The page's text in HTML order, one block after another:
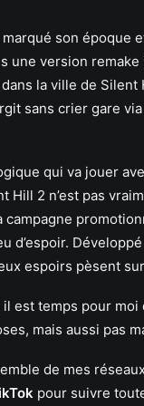
son époque
une version
la ville de
sans crier gare
qui va jouer
2 n’est pas
d’espoir.
espoirs pèsent
est temps pour
mais aussi pas
de mes
pour suivre